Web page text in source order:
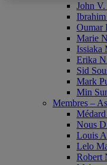
John
Oumar
Marie
Issiaka
Erika
Sid
Mark
Min
Membres –
Nous
Louis
Lelo
Robert